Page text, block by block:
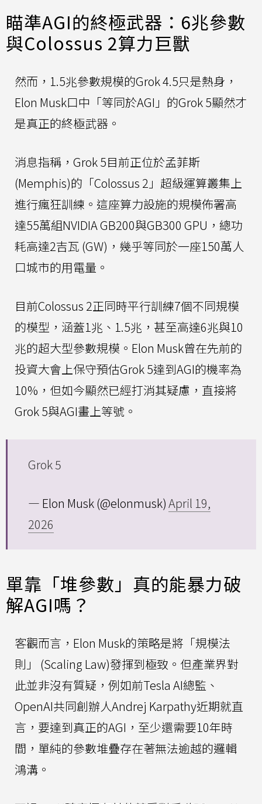
瞄準AGI的終極武器：6兆參數
與Colossus 2算力巨獸
然而，1.5兆參數規模的Grok 4.5只是熱身，
Elon Musk口中「等同於AGI」的Grok 5顯然才
是真正的終極武器。
消息指稱，Grok 5目前正位於孟菲斯
(Memphis)的「Colossus 2」超級運算叢集上
進行瘋狂訓練。這座算力設施的規模佈署高
達55萬組NVIDIA GB200與GB300 GPU，總功
耗高達2吉瓦 (GW)，幾乎等同於一座150萬人
口城市的用電量。
目前Colossus 2正同時平行訓練7個不同規模
的模型，涵蓋1兆、1.5兆，甚至高達6兆與10
兆的超大型參數規模。Elon Musk曾在先前的
投資大會上保守預估Grok 5達到AGI的機率為
10%，但如今顯然已經打消其疑慮，直接將
Grok 5與AGI畫上等號。
Grok 5
— Elon Musk (@elonmusk)April 19,
2026
單靠「堆參數」真的能暴力破
解AGI嗎？
客觀而言，Elon Musk的策略是將「規模法
則」 (Scaling Law)發揮到極致。但產業界對
此並非沒有質疑，例如前Tesla AI總監、
OpenAI共同創辦人Andrej Karpathy近期就直
言，要達到真正的AGI，至少還需要10年時
間，單純的參數堆疊存在著無法逾越的邏輯
鴻溝。